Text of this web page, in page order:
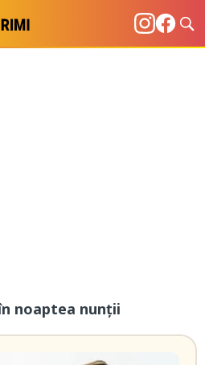
noaptea nunții